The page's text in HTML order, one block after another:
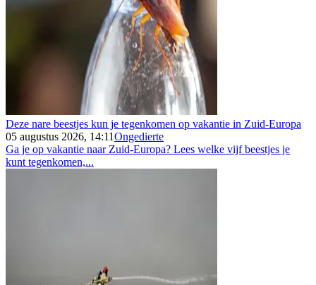
Deze nare beestjes kun je tegenkomen op vakantie in Zuid-Europa
05 augustus 2026, 14:11Ongedierte
Ga je op vakantie naar Zuid-Europa? Lees welke vijf beestjes je
kunt tegenkomen,...